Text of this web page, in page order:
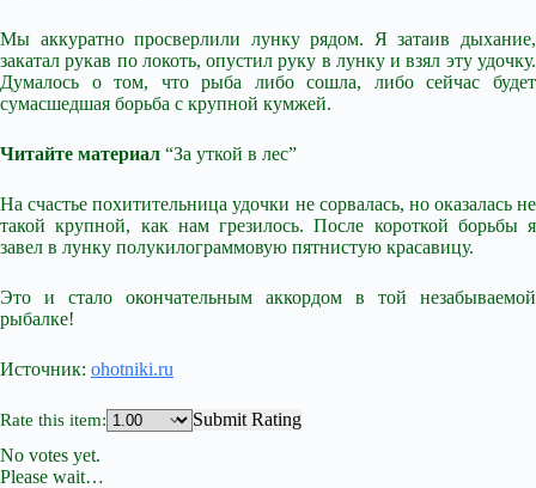
Мы аккуратно просверлили лунку рядом. Я затаив дыхание,
закатал рукав по локоть, опустил руку в лунку и взял эту удочку.
Думалось о том, что рыба либо сошла, либо сейчас будет
сумасшедшая борьба с крупной кумжей.
Читайте материал “За уткой в лес”
На счастье похитительница удочки не сорвалась, но оказалась не
такой крупной, как нам грезилось. После короткой борьбы я
завел в лунку полукилограммовую пятнистую красавицу.
Это и стало окончательным аккордом в той незабываемой
рыбалке!
Источник: ohotniki.ru
Rate this item:
Submit Rating
No votes yet.
Please wait…